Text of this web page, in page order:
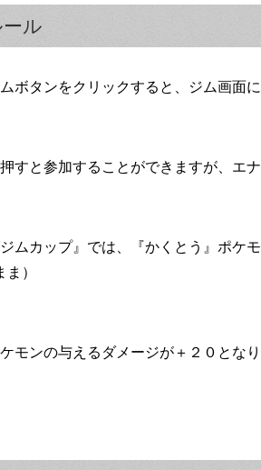
ル
ボタンをクリックすると、ジム画面に
すと参加することができますが、エ
ムカップ』では、『かくとう』ポケ
）
モンの与えるダメージが＋２０となり